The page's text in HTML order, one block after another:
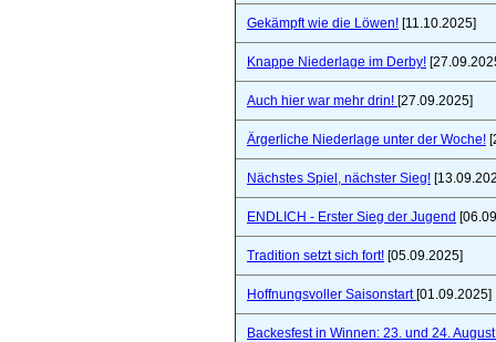
Gekämpft wie die Löwen! [11.10.2025]
Knappe Niederlage im Derby!
Auch hier war mehr drin! [27.09.2025]
Ärgerliche Niederlage unter der Woche!
Nächstes Spiel, nächster Sieg!
ENDLICH - Erster Sieg der Jugend
Tradition setzt sich fort! [05.09.2025]
Hoffnungsvoller Saisonstart [01.09.2025]
Backesfest in Winnen: 23. und 24.